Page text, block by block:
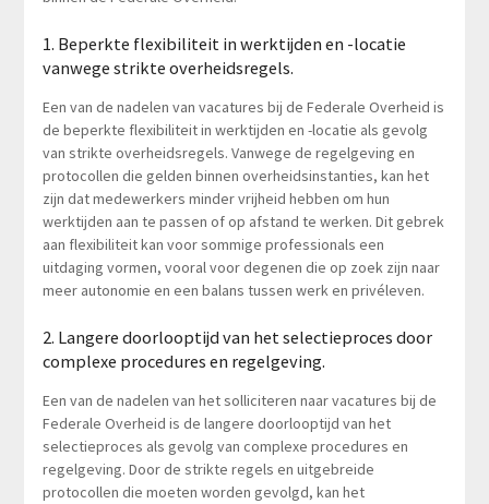
1. Beperkte flexibiliteit in werktijden en -locatie
vanwege strikte overheidsregels.
Een van de nadelen van vacatures bij de Federale Overheid is
de beperkte flexibiliteit in werktijden en -locatie als gevolg
van strikte overheidsregels. Vanwege de regelgeving en
protocollen die gelden binnen overheidsinstanties, kan het
zijn dat medewerkers minder vrijheid hebben om hun
werktijden aan te passen of op afstand te werken. Dit gebrek
aan flexibiliteit kan voor sommige professionals een
uitdaging vormen, vooral voor degenen die op zoek zijn naar
meer autonomie en een balans tussen werk en privéleven.
2. Langere doorlooptijd van het selectieproces door
complexe procedures en regelgeving.
Een van de nadelen van het solliciteren naar vacatures bij de
Federale Overheid is de langere doorlooptijd van het
selectieproces als gevolg van complexe procedures en
regelgeving. Door de strikte regels en uitgebreide
protocollen die moeten worden gevolgd, kan het